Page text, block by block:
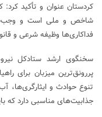
کردستان عنوان و تأکید
شاخص و ملی است و
فداکاری‌ها وظیفه شرعی و
سخنگوی ارشد ستادکل
پررونق‌ترین میزبان برای
تنوع حوادث و ایثارگری‌ها،
جذابیت‌های مناسبی دارد که